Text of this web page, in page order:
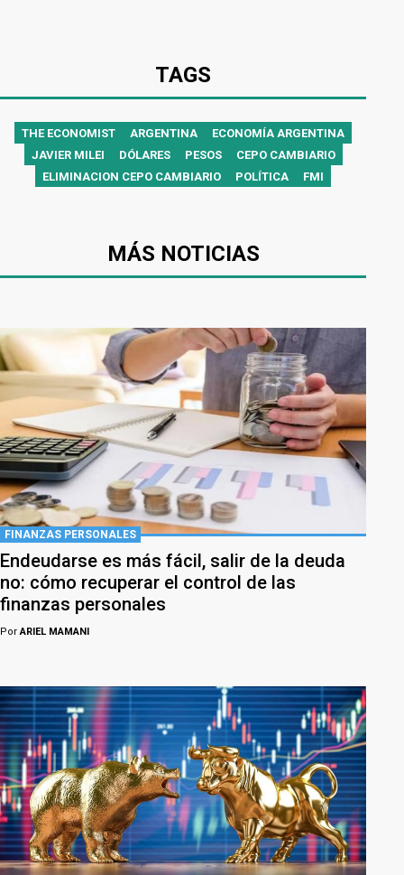
TAGS
THE ECONOMIST ARGENTINA
ECONOMÍA ARGENTINA
JAVIER MILEI
DÓLARES PESOS
CEPO CAMBIARIO
ELIMINACION CEPO CAMBIARIO
POLÍTICA FMI
MÁS NOTICIAS
FINANZAS PERSONALES
Endeudarse es más fácil, salir de la deuda
no: cómo recuperar el control de las
finanzas personales
PorARIEL MAMANI